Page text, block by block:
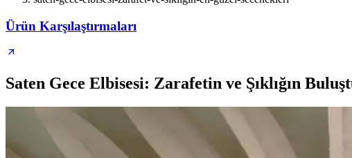
Ürün Karşılaştırmaları
Saten Gece Elbisesi: Zarafetin ve Şıklığın